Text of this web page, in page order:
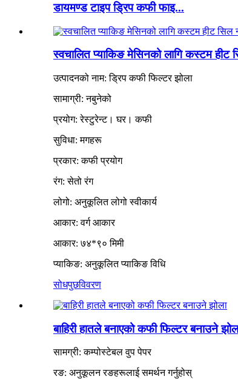
डायमण्ड टाइप ड्रिप कफी फाइ...
स्वचालित प्याकिङ मेसिनको लागि कस्टम
उत्पादनको नाम: ड्रिप कफी फिल्टर झोला
सामाग्री: नबुनेको
प्रयोग: रेस्टुरेन्ट। घर। कफी
सुविधा: मगहरू
प्रकार: कफी प्रयोग
रंग: सेतो रंग
लोगो: अनुकूलित लोगो स्वीकार्य
आकार: वर्ग आकार
आकार: ७४*९० मिमी
प्याकिङ: अनुकूलित प्याकिङ विधि
सोधपुछविवरण
बाहिरी हातले बनाएको कफी फिल्टर बनाउने
सामग्री: कम्पोस्टेबल वुप पेपर
रङ: अनुकूलन रङहरूलाई समर्थन गर्नुहोस्